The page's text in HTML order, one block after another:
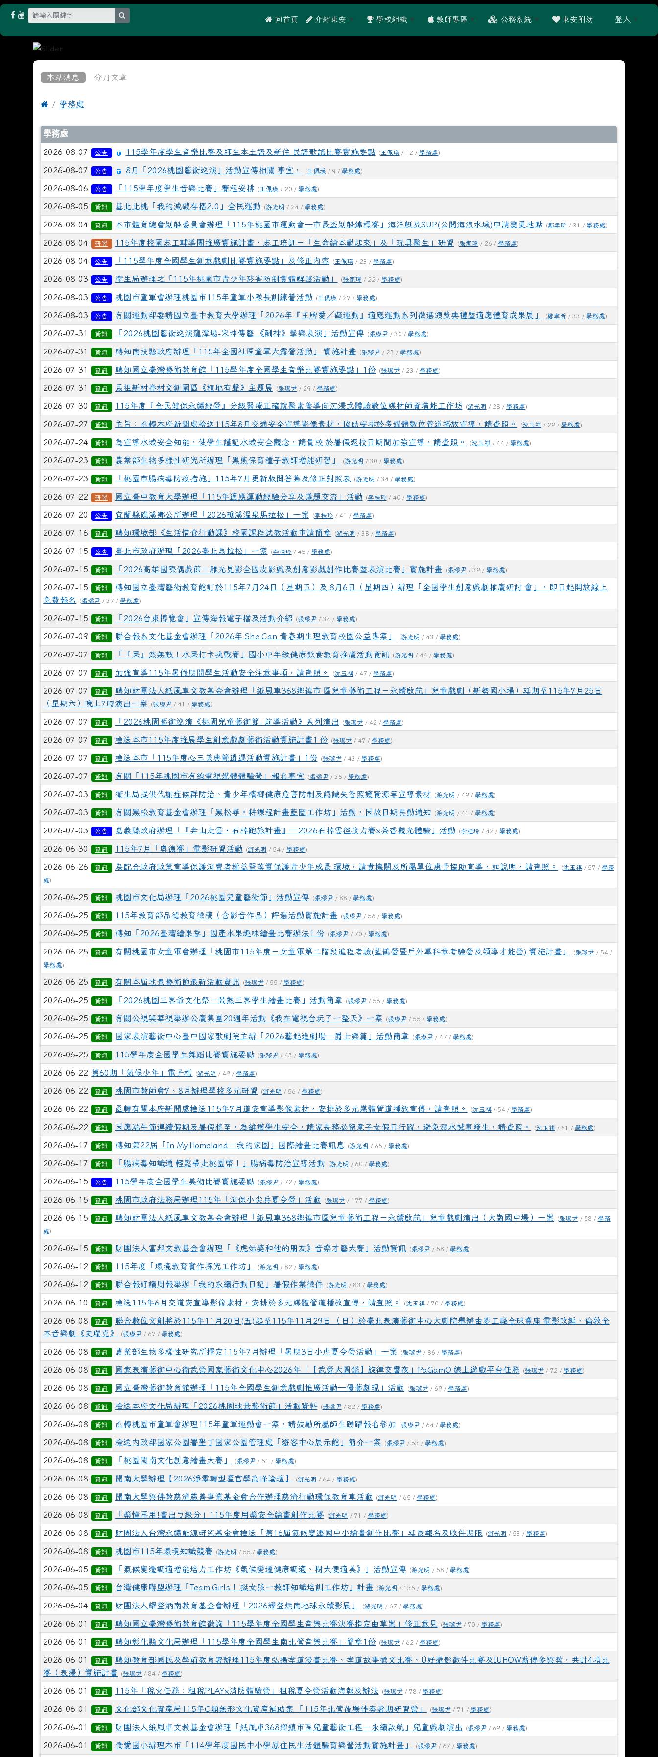
 回首頁 介紹東安 學校組織 教師專區 公務系統 東安附幼 登入
本站消息 分月文章
 學務處
文章列表
學務處
2026-08-07 公告 115學年度學生音樂比賽及師生本土語及新住 民語歌謠比賽實施要點 (王佩瑛 / 12 / 學務處)
2026-08-07 公告 8月「2026桃園藝術巡演」活動宣傳相關 事宜， (王佩瑛 / 9 / 學務處)
2026-08-06 公告 「115學年度學生音樂比賽」賽程安排 (王佩瑛 / 20 / 學務處)
2026-08-05 資訊 基北北桃「我的減碳存摺2.0」全民運動 (游光明 / 24 / 學務處)
2026-08-04 資訊 本市體育總會划船委員會辦理「115年桃園市運動會─市長盃划船錦標賽」海洋艇及SUP(公開海浪水域)申請變更地點 (鄭聿昕/ 31 / 學務處)
2026-08-04 研習 115年度校園志工輔導團推廣實施計畫，志工培訓－「生命繪本動起來」及「玩具醫生」研習 (張家瑋 / 26 / 學務處)
2026-08-04 公告 「115學年度全國學生創意戲劇比賽實施要點」及修正內容 (王佩瑛 / 23 / 學務處)
2026-08-03 公告 衛生局辦理之「115年桃園市青少年菸害防制實體解謎活動」 (張家瑋 / 22 / 學務處)
2026-08-03 公告 桃園市童軍會辦理桃園市115年童軍小隊長訓練營活動 (王佩瑛 / 27 / 學務處)
2026-08-03 公告 有關運動部委請國立臺中教育大學辦理「2026年『王牌愛／礙運動』適應運動系列徵選頒獎典禮暨適應體育成果展」 (鄭聿昕/ 33 / 學務處)
2026-07-31 資訊 「2026桃園藝術巡演龍潭場-宋坤傳藝 《酬神》擊樂表演」活動宣傳 (張瓈尹/ 30 / 學務處)
2026-07-31 資訊 轉知南投縣政府辦理「115年全國社區童軍大露營活動」 實施計畫 (張瓈尹/ 23 / 學務處)
2026-07-31 資訊 轉知國立臺灣藝術教育館「115學年度全國學生音樂比賽實施要點」1份 (張瓈尹/ 23 / 學務處)
2026-07-31 資訊 馬祖新村眷村文創園區《植地有聲》主題展 (張瓈尹/ 29 / 學務處)
2026-07-30 資訊 115年度『全民健保永續經營』分級醫療正確就醫素養導向沉浸式體驗數位媒材師資增能工作坊 (游光明 / 28 / 學務處)
2026-07-27 資訊 主旨：函轉本府新聞處檢送115年8月交通安全宣導影像素材，協助安排於多媒體數位管道播放宣導，請查照。 (沈玉祺/ 29 / 學務處)
2026-07-24 資訊 為宣導水域安全知能，使學生謹記水域安全觀念，請貴校 於暑假返校日期間加強宣導，請查照。 (沈玉祺/ 44 / 學務處)
2026-07-23 資訊 農業部生物多樣性研究所辦理「黑熊保育種子教師增能研習」 (游光明 / 30 / 學務處)
2026-07-23 資訊 「桃園市腸病毒防疫措施」115年7月更新版問答集及修正對照表 (游光明 / 34 / 學務處)
2026-07-22 研習 國立臺中教育大學辦理「115年適應運動經驗分享及議題交流」活動 (李桂玲 / 40 / 學務處)
2026-07-20 公告 宜蘭縣礁溪鄉公所辦理「2026礁溪溫泉馬拉松」一案 (李桂玲/ 41 / 學務處)
2026-07-16 資訊 轉知環境部《生活惜食行動課》校園課程試教活動申請簡章 (游光明 / 38 / 學務處)
2026-07-15 公告 臺北市政府辦理「2026臺北馬拉松」一案 (李桂玲/ 45 / 學務處)
2026-07-15 資訊 「2026高雄國際偶戲節－雕光見影全國皮影戲及創意影戲創作比賽暨表演比賽」實施計畫 (張瓈尹/ 39 / 學務處)
2026-07-15 資訊
轉知國立臺灣藝術教育館訂於115年7月24日（星期五）及 8月6日（星期四）辦理「全國學生創意戲劇推廣研討 會」，即日起開放線上
免費報名
(張瓈尹 / 37 / 學務處)
2026-07-15 資訊 「2026台東博覽會」宣傳海報電子檔及活動介紹 (張瓈尹/ 34 / 學務處)
2026-07-09 資訊 聯合報系文化基金會辦理「2026年 She Can 青春期生理教育校園公益專案」 (游光明 / 43 / 學務處)
2026-07-07 資訊 「『果』然無敵！水果打卡挑戰賽」國小中年級健康飲食教育推廣活動資訊 (游光明 / 44 / 學務處)
2026-07-07 資訊 加強宣導115年暑假期間學生活動安全注意事項，請查照。 (沈玉祺/ 47 / 學務處)
2026-07-07 資訊
轉知財團法人紙風車文教基金會辦理「紙風車368鄉鎮市 區兒童藝術工程－永續啟航」兒童戲劇（新勢國小場）延期至115年7月25日
（星期六）晚上7時演出一案
(張瓈尹 / 41 / 學務處)
2026-07-07 資訊 「2026桃園藝術巡演《桃園兒童藝術節- 前導活動》系列演出 (張瓈尹/ 42 / 學務處)
2026-07-07 資訊 檢送本市115年度推展學生創意戲劇藝術活動實施計畫1 份 (張瓈尹/ 47 / 學務處)
2026-07-07 資訊 檢送本市「115年度心三美典範遴選活動實施計畫」1份 (張瓈尹/ 43 / 學務處)
2026-07-07 資訊 有關「115年桃園市有線電視媒體體驗營」報名事宜 (張瓈尹/ 35 / 學務處)
2026-07-03 資訊 衛生局提供代謝症候群防治、青少年檳榔健康危害防制及認識失智照護資源等宣導素材 (游光明 / 49 / 學務處)
2026-07-03 資訊 有關黑松教育基金會辦理「黑松尋。耕課程計畫藍圖工作坊」活動，因故日期異動通知 (游光明 / 41 / 學務處)
2026-07-03 公告 嘉義縣政府辦理「『奔山走雲・石棹跑旅計畫』—2026石棹雲徑接力賽×茶香觀光體驗」活動 (李桂玲/ 42 / 學務處)
2026-06-30 資訊 115年7月「奧德賽」電影研習活動 (游光明 / 54 / 學務處)
2026-06-26 資訊 為配合政府政策宣導保護消費者權益暨落實保護青少年成長 環境，請貴機關及所屬單位惠予協助宣導，如說明，請查照。 (沈玉祺/ 57 / 學務
處)
2026-06-25 資訊 桃園市文化局辦理「2026桃園兒童藝術節」活動宣傳 (張瓈尹/ 88 / 學務處)
2026-06-25 資訊 115年教育部品德教育徵稿（含影音作品）評選活動實施計畫 (張瓈尹/ 56 / 學務處)
2026-06-25 資訊 轉知「2026臺灣繪果季」國產水果趣味繪畫比賽辦法1 份 (張瓈尹/ 70 / 學務處)
2026-06-25 資訊 有關桃園市女童軍會辦理「桃園市115年度－女童軍第二階段進程考驗(藍鵲營暨戶外專科章考驗營及領導才能營) 實施計畫」 (張瓈尹/ 54 /
學務處)
2026-06-25 資訊 有關本屆地景藝術節最新活動資訊 (張瓈尹/ 55 / 學務處)
2026-06-25 資訊 「2026桃園三界爺文化祭－鬧熱三界學生繪畫比賽」活動簡章 (張瓈尹/ 56 / 學務處)
2026-06-25 資訊 有關公視與華視舉辦公廣集團20週年活動《我在電視台玩了一整天》一案 (張瓈尹/ 55 / 學務處)
2026-06-25 資訊 國家表演藝術中心臺中國家歌劇院主辦「2026藝起進劇場—爵士樂篇」活動簡章 (張瓈尹/ 47 / 學務處)
2026-06-25 資訊 115學年度全國學生舞蹈比賽實施要點 (張瓈尹/ 43 / 學務處)
2026-06-22 第60期「氣候少年」電子檔 (游光明 / 49 / 學務處)
2026-06-22 資訊 桃園市教師會7、8月辦理學校多元研習 (游光明 / 56 / 學務處)
2026-06-22 資訊 函轉有關本府新聞處檢送115年7月道安宣導影像素材，安排於多元媒體管道播放宣傳，請查照。 (沈玉祺/ 54 / 學務處)
2026-06-22 資訊 因應端午節連續假期及暑假將至，為維護學生安全，請家長務必留意子女假日行蹤，避免溺水憾事發生，請查照。 (沈玉祺/ 51 / 學務處)
2026-06-17 資訊 轉知第22屆「In My Homeland—我的家園」國際繪畫比賽訊息 (游光明 / 65 / 學務處)
2026-06-17 資訊 「腸病毒知識通 輕鬆帶走桃園幣！」腸病毒防治宣導活動 (游光明 / 60 / 學務處)
2026-06-15 公告 115學年度全國學生美術比賽實施要點 (張瓈尹/ 72 / 學務處)
2026-06-15 資訊 桃園市政府法務局辦理115年「消保小尖兵夏令營」活動 (張瓈尹/ 177 / 學務處)
2026-06-15 資訊 轉知財團法人紙風車文教基金會辦理「紙風車368鄉鎮市區兒童藝術工程－永續啟航」兒童戲劇演出（大崗國中場）一案 (張瓈尹/ 58 / 學務
處)
2026-06-15 資訊 財團法人富邦文教基金會辦理「《虎姑婆和他的朋友》音樂才藝大賽」活動資訊 (張瓈尹/ 58 / 學務處)
2026-06-12 資訊 115年度「環境教育實作探究工作坊」 (游光明 / 82 / 學務處)
2026-06-12 資訊 聯合報好讀周報舉辦「我的永續行動日記」暑假作業徵件 (游光明 / 83 / 學務處)
2026-06-10 資訊 檢送115年6月交道安宣導影像素材，安排於多元媒體管道播放宣傳，請查照。 (沈玉祺/ 70 / 學務處)
2026-06-08 資訊
聯合數位文創將於115年11月20日(五)起至115年11月29日 （日）於臺北表演藝術中心大劇院舉辦由夢工廠全球賣座 電影改編、倫敦全
本音樂劇《史瑞克》
(張瓈尹 / 67 / 學務處)
2026-06-08 資訊 農業部生物多樣性研究所擇定115年7月辦理「暑期3日小虎夏令營活動」一案 (張瓈尹/ 86 / 學務處)
2026-06-08 資訊 國家表演藝術中心衛武營國家藝術文化中心2026年「【武營大圖鑑】旋律交響夜」PaGamO 線上遊戲平台任務 (張瓈尹/ 72 / 學務處)
2026-06-08 資訊 國立臺灣藝術教育館辦理「115年全國學生創意戲劇推廣活動—優藝劇現」活動 (張瓈尹/ 69 / 學務處)
2026-06-08 資訊 檢送本府文化局辦理「2026桃園地景藝術節」活動資料 (張瓈尹/ 82 / 學務處)
2026-06-08 資訊 函轉桃園市童軍會辦理115年童軍運動會一案，請鼓勵所屬師生踴躍報名參加 (張瓈尹/ 64 / 學務處)
2026-06-08 資訊 檢送內政部國家公園署墾丁國家公園管理處「遊客中心展示館」簡介一案 (張瓈尹/ 63 / 學務處)
2026-06-08 資訊 「桃園閩南文化創意繪畫大賽」 (張瓈尹/ 51 / 學務處)
2026-06-08 資訊 開南大學辦理【2026淨零轉型產官學高峰論壇】 (游光明 / 64 / 學務處)
2026-06-08 資訊 開南大學與佛教慈濟慈善事業基金會合作辦理慈濟行動環保教育車活動 (游光明 / 65 / 學務處)
2026-06-08 資訊 「藥懂再用!畫出ㄅ級分」115年度用藥安全繪畫創作比賽 (游光明 / 71 / 學務處)
2026-06-08 資訊 財團法人台灣永續能源研究基金會檢送「第16屆氣候變遷國中小繪畫創作比賽」延長報名及收件期限 (游光明 / 53 / 學務處)
2026-06-08 資訊 桃園市115年環境知識競賽 (游光明 / 55 / 學務處)
2026-06-05 資訊 「氣候變遷調適增能培力工作坊《氣候變遷健康調適、樹大便適美》」活動宣傳 (游光明 / 58 / 學務處)
2026-06-05 資訊 台灣健康聯盟辦理「Team Girls！ 挺女孩一教師知識培訓工作坊」計畫 (游光明 / 135 / 學務處)
2026-06-04 資訊 財團法人耀登炳南教育基金會辦理「2026耀登炳南地球永續影展」 (游光明 / 67 / 學務處)
2026-06-01 資訊 轉知國立臺灣藝術教育館徵詢「115學年度全國學生音樂比賽決賽指定曲草案」修正意見 (張瓈尹/ 70 / 學務處)
2026-06-01 資訊 轉知彰化縣文化局辦理「115學年度全國學生南北管音樂比賽」簡章1份 (張瓈尹/ 62 / 學務處)
2026-06-01 資訊
轉知教育部國民及學前教育署辦理115年度弘揚孝道漫畫比賽、孝道故事徵文比賽、Ü好攝影徵件比賽及IUHOW薪傳參與獎，共計4項比
賽（表揚）實施計畫
(張瓈尹 / 84 / 學務處)
2026-06-01 資訊 115年「稅火任務：租稅PLAY×消防體驗營」租稅夏令營活動海報及辦法 (張瓈尹/ 78 / 學務處)
2026-06-01 資訊 文化部文化資產局115年C類無形文化資產補助案 「115年北管後場伴奏暑期研習營」 (張瓈尹/ 71 / 學務處)
2026-06-01 資訊 財團法人紙風車文教基金會辦理「紙風車368鄉鎮市區兒童藝術工程－永續啟航」兒童戲劇演出 (張瓈尹/ 69 / 學務處)
2026-06-01 資訊 僑愛國小辦理本市「114學年度國民中小學原住民生活體驗育樂營活動實施計畫」 (張瓈尹/ 67 / 學務處)